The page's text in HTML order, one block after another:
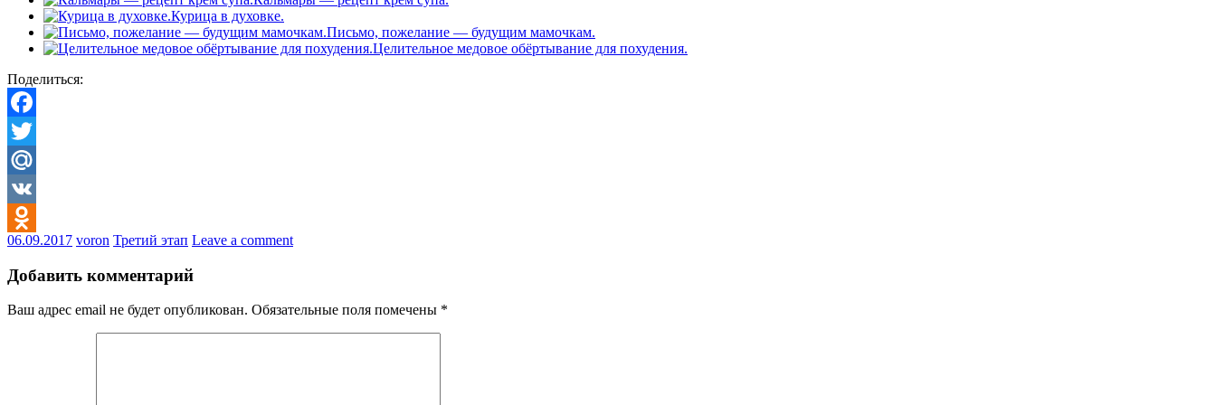
Курица в духовке.
Письмо, пожелание — будущим мамочкам.
Целительное медовое обёртывание для похудения.
Поделиться:
Facebook
Twitter
Mail.Ru
VK
Odnoklassniki
06.09.2017 voron Третий этап Leave a comment
Добавить комментарий
Ваш адрес email не будет опубликован. Обязательные поля помечены *